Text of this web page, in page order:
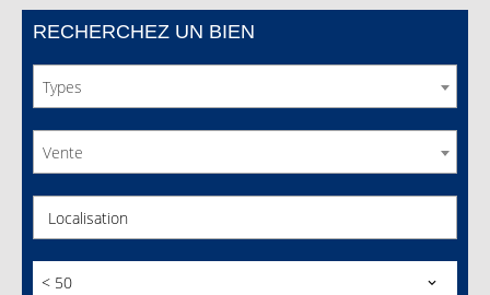
RECHERCHEZ UN BIEN
Types
Vente
Localisation
< 50